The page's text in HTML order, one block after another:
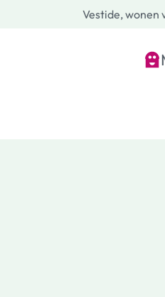
Vestide, wonen